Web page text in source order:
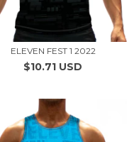
ELEVEN FEST 1 2022
$10.71 USD